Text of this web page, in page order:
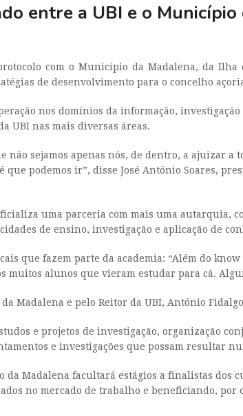
entre a UBI e o Município
com o Município da Madalena, da
de desenvolvimento para o concelho
nos domínios da informação,
UBI nas mais diversas áreas.
não sejamos apenas nós, de dentro, a ajuizar
podemos ir”, disse José António Soares,
uma parceria com mais uma autarquia,
de ensino, investigação e aplicação de
que fazem parte da academia: “Além do
muitos alunos que vieram estudar para cá.
Madalena e pelo Reitor da UBI, António
e projetos de investigação, organização
e investigações que possam resultar
Madalena facultará estágios a finalistas dos
no mercado de trabalho e beneficiando, por